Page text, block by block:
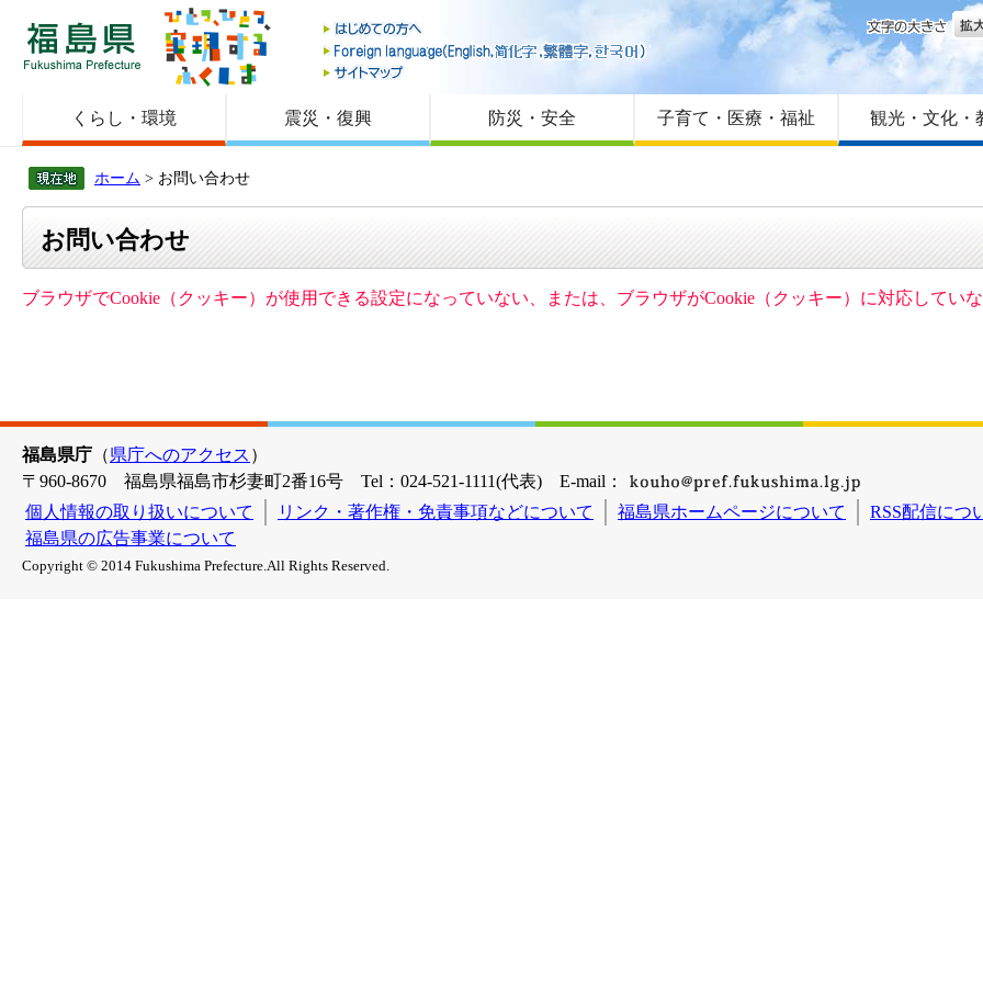
福島県
はじめての方へ
Foreign language
サイトマップ
文字
くらし・環境 震災・復興 防災・安全 子育て・医療・福祉 観光・文化・
ホーム > お問い合わせ
お問い合わせ
ブラウザでCookie（クッキー）が使用できる設定になっていない、または、ブラウザがCookie（クッキー）に対応してい
福島県庁 （県庁へのアクセス ）
〒960-8670 福島県福島市杉妻町2番16号 Tel：024-521-1111(代表) E-mail：
個人情報の取り扱いについて
リンク・著作権・免責事項などについて 福島県ホームページについて
RSS配信につ
福島県の広告事業について
Copyright © 2014 Fukushima Prefecture.All Rights Reserved.